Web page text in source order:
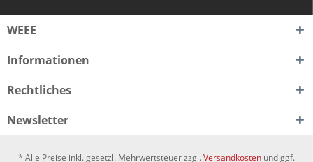
WEEE
Informationen
Rechtliches
Newsletter
* Alle Preise inkl. gesetzl. Mehrwertsteuer zzgl.Versandkosten und ggf.